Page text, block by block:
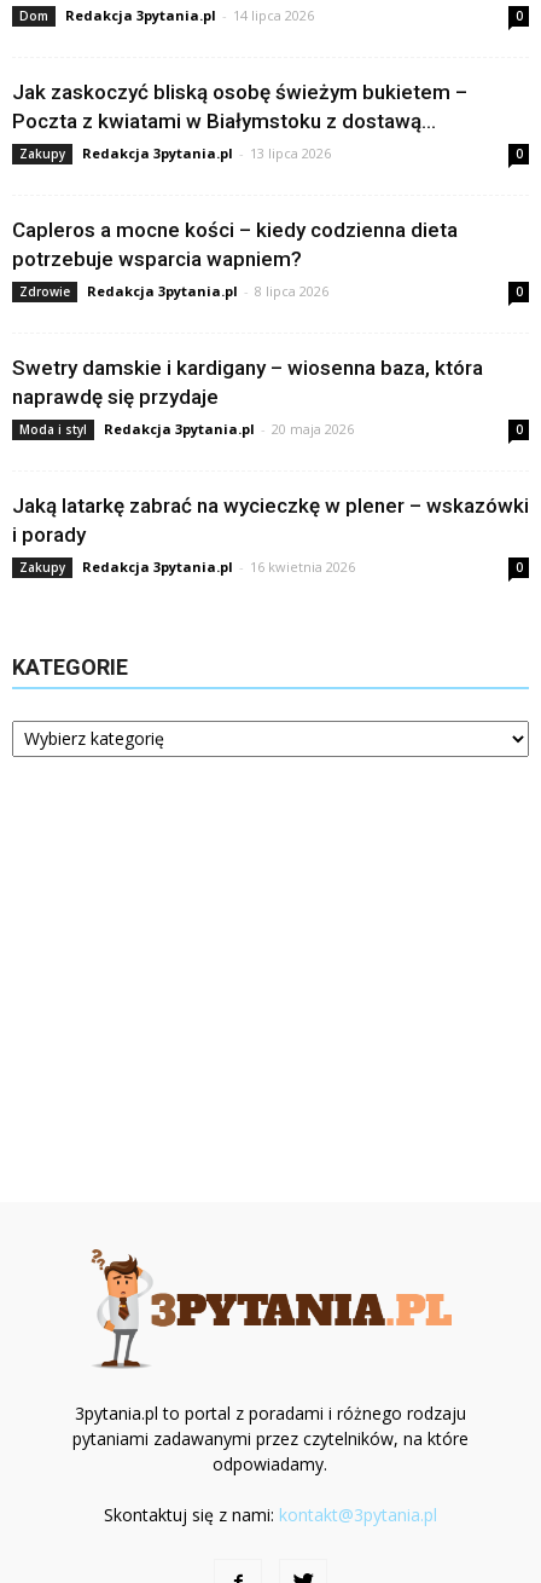
Dom Redakcja 3pytania.pl - 14 lipca 2026 0
Jak zaskoczyć bliską osobę świeżym bukietem –
Poczta z kwiatami w Białymstoku z dostawą...
Zakupy Redakcja 3pytania.pl - 13 lipca 2026 0
Capleros a mocne kości – kiedy codzienna dieta
potrzebuje wsparcia wapniem?
Zdrowie Redakcja 3pytania.pl - 8 lipca 2026 0
Swetry damskie i kardigany – wiosenna baza, która
naprawdę się przydaje
Moda i styl Redakcja 3pytania.pl - 20 maja 2026 0
Jaką latarkę zabrać na wycieczkę w plener – wskazówki
i porady
Zakupy Redakcja 3pytania.pl - 16 kwietnia 2026 0
KATEGORIE
Kategorie
3pytania.pl to portal z poradami i różnego rodzaju
pytaniami zadawanymi przez czytelników, na które
odpowiadamy.
Skontaktuj się z nami: kontakt@3pytania.pl